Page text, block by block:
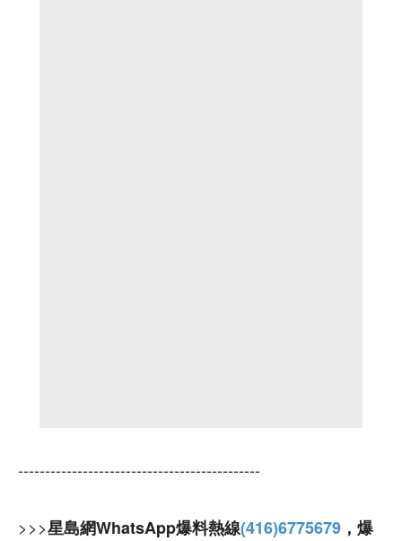
---------------------------------------------
>>>星島網WhatsApp爆料熱線(416)6775679 ，爆